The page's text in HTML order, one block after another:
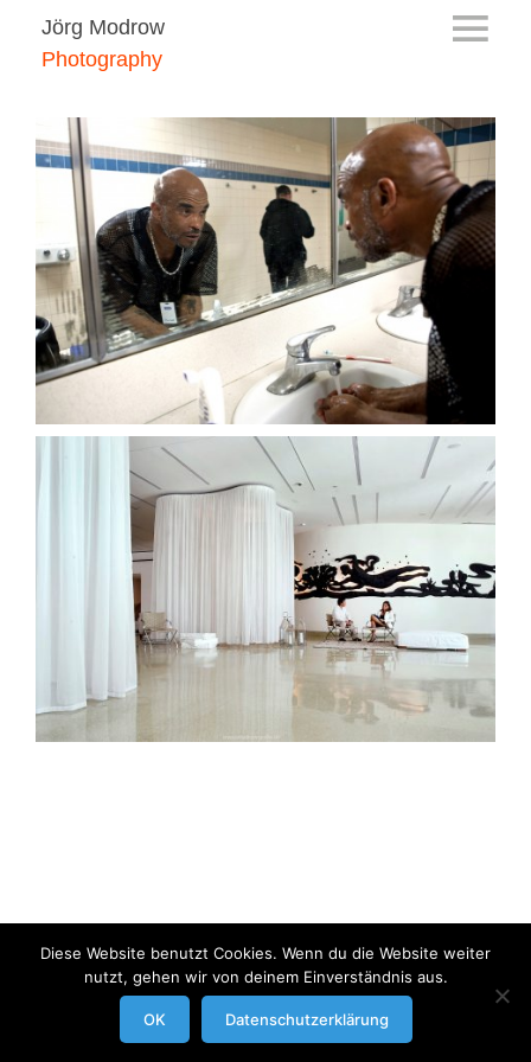
Jörg Modrow
Photography
modrowgrafie.de © 2023 | Impressum/Datenschutzerklaerung
Businessportraits
Diese Website benutzt Cookies. Wenn du die Website weiter
nutzt, gehen wir von deinem Einverständnis aus.
OK Datenschutzerklärung